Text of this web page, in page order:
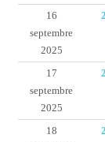
16
septembre
2025
17
septembre
2025
18